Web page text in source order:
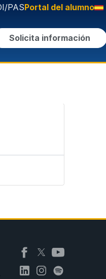
PASPortal del alumno
Solicita información